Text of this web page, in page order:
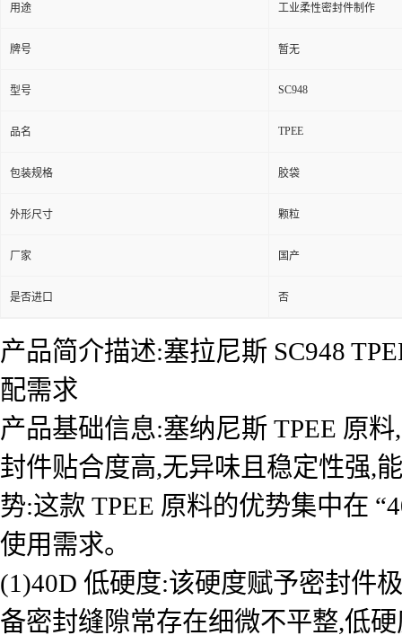
用途 工业柔性密封件制作
牌号 暂无
型号 SC948
品名 TPEE
包装规格 胶袋
外形尺寸 颗粒
厂家 国产
是否进口 否
产品简介描述:塞拉尼斯 SC948
配需求
产品基础信息:塞纳尼斯 TPEE 原
封件贴合度高,无异味且稳定性强,
势:这款 TPEE 原料的优势集中在
使用需求。
(1)40D 低硬度:该硬度赋予密封件
备密封缝隙常存在细微不平整,低